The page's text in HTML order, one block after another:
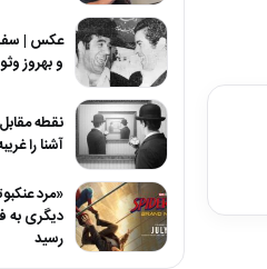
25
عکس | سفر
و بهروز
نقطه
آشنا را
«مرد
رسید